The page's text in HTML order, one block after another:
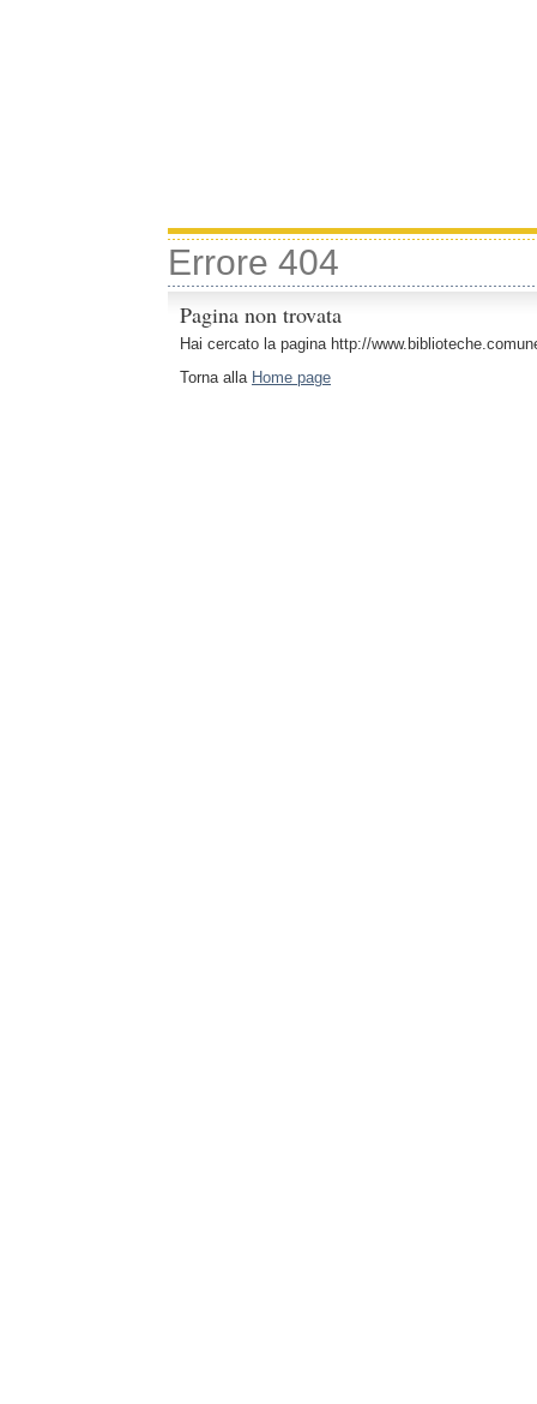
Errore 404
Pagina non trovata
Hai cercato la pagina http://
Torna alla Home page